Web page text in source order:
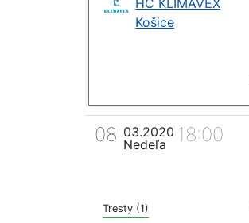
HC KLIMAVEX
Košice
08 03.2020
Nedeľa
18:00
Tresty (1)